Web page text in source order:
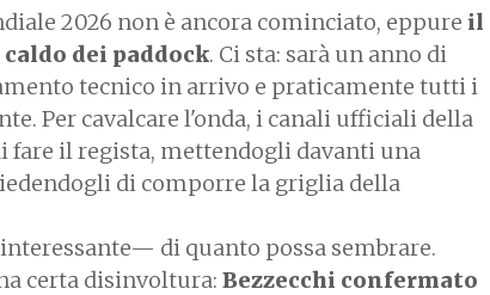
2026 non è ancora cominciato, eppure il
dei paddock. Ci sta: sarà un anno di
tecnico in arrivo e praticamente tutti i
Per cavalcare l'onda, i canali ufficiali della
fare il regista, mettendogli davanti una
di comporre la griglia della
di quanto possa sembrare.
certa disinvoltura: Bezzecchi confermato